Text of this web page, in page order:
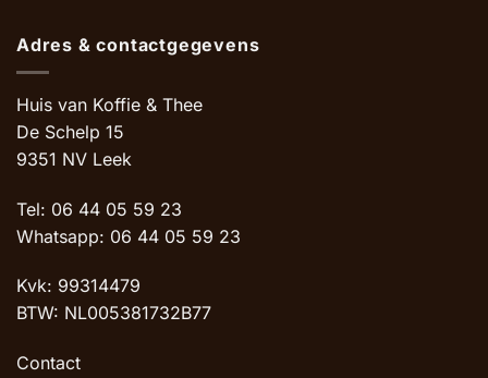
Adres & contactgegevens
Huis van Koffie & Thee
De Schelp 15
9351 NV Leek
Tel: 06 44 05 59 23
Whatsapp: 06 44 05 59 23
Kvk: 99314479
BTW: NL005381732B77
Contact